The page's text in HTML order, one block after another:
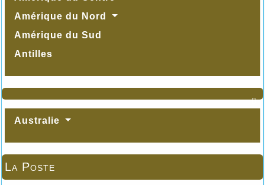
Amérique du Nord
Amérique du Sud
Antilles

Australie
La Poste